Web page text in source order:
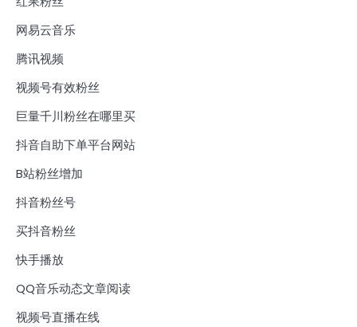
网易云音乐
腾讯视频
视频号有效粉丝
巨量千川粉丝在哪里买
抖音自助下单平台网站
B站粉丝增加
抖音粉丝号
买抖音粉丝
快手播放
QQ音乐动态文章阅读
视频号直播在线